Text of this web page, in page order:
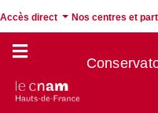
Accès direct Nos centres et